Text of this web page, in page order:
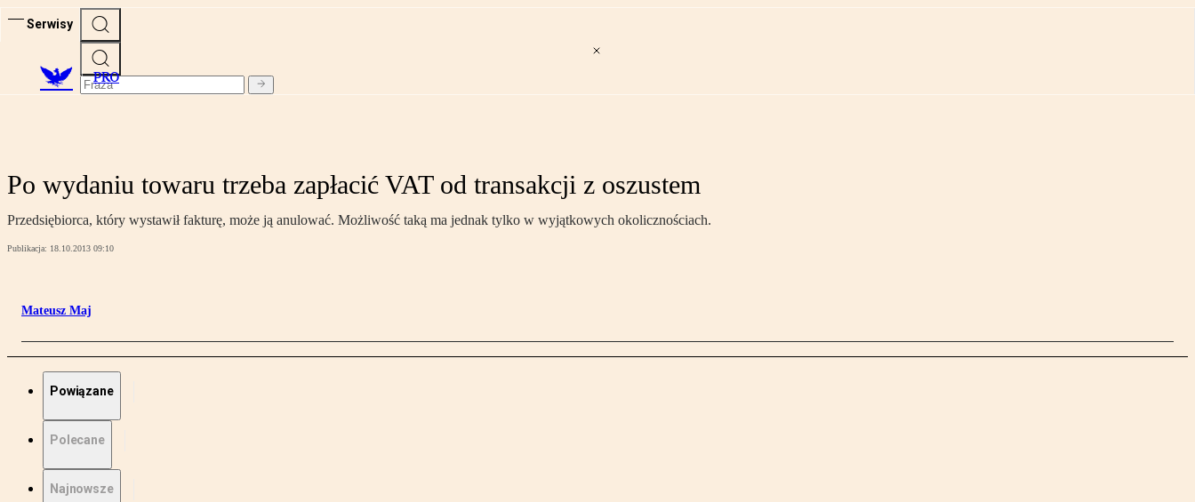
Serwisy
PRO
Po wydaniu towaru trzeba zapłacić VAT od transakcji z oszustem
Przedsiębiorca, który wystawił fakturę, może ją anulować. Możliwość taką ma jednak tylko w wyjątkowych okolicznościach.
Publikacja: 18.10.2013 09:10
Mateusz Maj
Powiązane
Polecane
Najnowsze